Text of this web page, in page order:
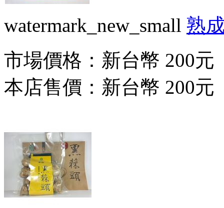
watermark_new_small 熟
市場價格： 新台幣 200元
本店售價： 新台幣 200元